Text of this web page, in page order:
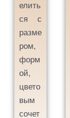
елить
ся с
разме
ром,
форм
ой,
цвето
вым
сочет